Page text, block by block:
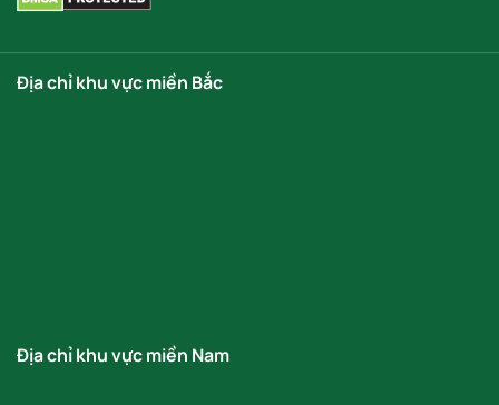
Địa chỉ khu vực miền Bắc
Địa chỉ khu vực miền Nam